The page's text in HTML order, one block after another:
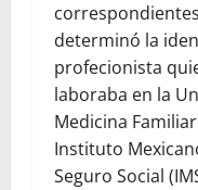
determinó la
profecionista
laboraba en la
Medicina
Instituto
Seguro Social